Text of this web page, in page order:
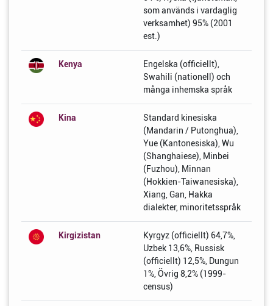
som används i vardaglig
verksamhet) 95% (2001
est.)
Kenya
Engelska (officiellt),
Swahili (nationell) och
många inhemska språk
Kina
Standard kinesiska
(Mandarin / Putonghua),
Yue (Kantonesiska), Wu
(Shanghaiese), Minbei
(Fuzhou), Minnan
(Hokkien-Taiwanesiska),
Xiang, Gan, Hakka
dialekter, minoritetsspråk
Kirgizistan
Kyrgyz (officiellt) 64,7%,
Uzbek 13,6%, Russisk
(officiellt) 12,5%, Dungun
1%, Övrig 8,2% (1999-
census)